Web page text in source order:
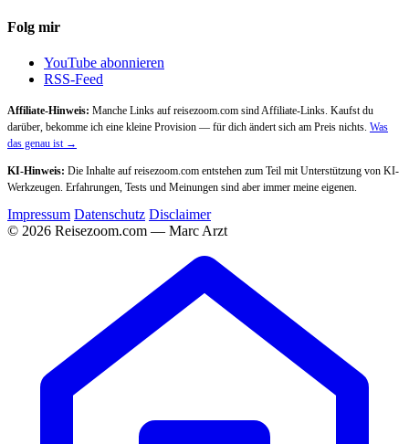
Folg mir
YouTube abonnieren
RSS-Feed
Affiliate-Hinweis: Manche Links auf reisezoom.com sind Affiliate-Links. Kaufst du
darüber, bekomme ich eine kleine Provision — für dich ändert sich am Preis nichts. Was
das genau ist →
KI-Hinweis: Die Inhalte auf reisezoom.com entstehen zum Teil mit Unterstützung von KI-
Werkzeugen. Erfahrungen, Tests und Meinungen sind aber immer meine eigenen.
Impressum Datenschutz Disclaimer
© 2026 Reisezoom.com — Marc Arzt